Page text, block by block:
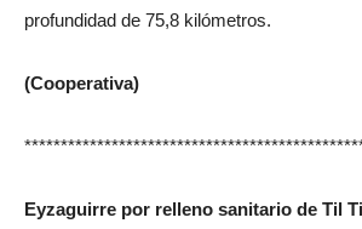
profundidad de 75,8 kilómetros.
(Cooperativa)
Eyzaguirre por relleno sanitario de Til